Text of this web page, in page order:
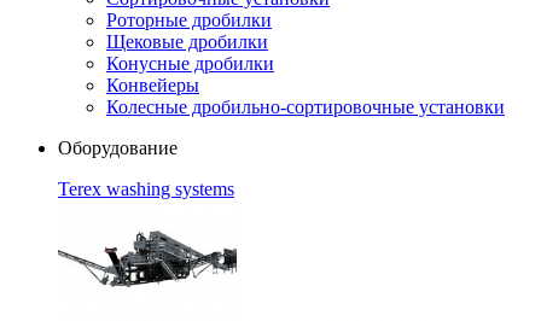
Роторные дробилки
Щековые дробилки
Конусные дробилки
Конвейеры
Колесные дробильно-сортировочные установки
Оборудование
Terex washing systems